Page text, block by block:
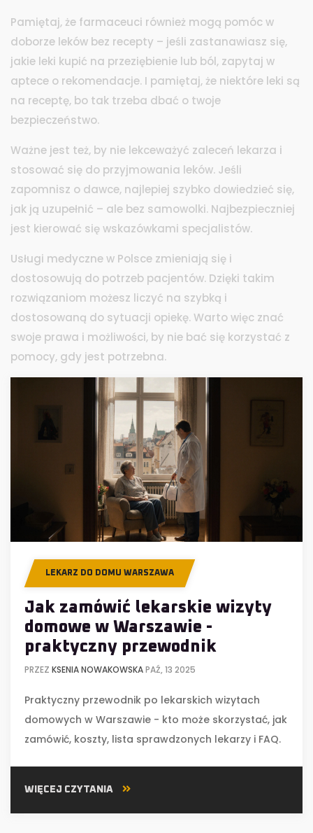
Pamiętaj, że farmaceuci również mogą pomóc w
doborze leków bez recepty – jeśli zastanawiasz się,
jakie leki kupić na przeziębienie lub ból, zapytaj w
aptece o rekomendacje. I pamiętaj, że niektóre leki są
na receptę, bo tak trzeba dbać o twoje
bezpieczeństwo.
Ważne jest też, by nie lekceważyć zaleceń lekarza i
stosować się do przyjmowania leków. Jeśli
zapomnisz o dawce, najlepiej szybko dowiedzieć się,
jak ją uzupełnić – ale bez samowolki. Najbezpieczniej
jest kierować się wskazówkami specjalistów.
Usługi medyczne w Polsce zmieniają się i
dostosowują do potrzeb pacjentów. Dzięki takim
rozwiązaniom możesz liczyć na szybką i
dostosowaną do sytuacji opiekę. Warto więc znać
swoje prawa i możliwości, by nie bać się korzystać z
pomocy, gdy jest potrzebna.
LEKARZ DO DOMU WARSZAWA
Jak zamówić lekarskie wizyty
domowe w Warszawie -
praktyczny przewodnik
PRZEZ KSENIA NOWAKOWSKAPAŹ, 13 2025
Praktyczny przewodnik po lekarskich wizytach
domowych w Warszawie - kto może skorzystać, jak
zamówić, koszty, lista sprawdzonych lekarzy i FAQ.
WIĘCEJ CZYTANIA